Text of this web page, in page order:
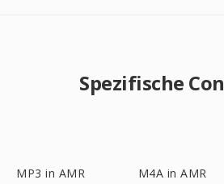
Spezifische
MP3 in AMR M4A in AMR